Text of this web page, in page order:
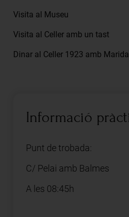
Visita al Museu
Visita al Celler amb un tast
Dinar al Celler 1923 amb
Informació
Punt de trobada:
C/ Pelai amb Balmes
A les 08:45h